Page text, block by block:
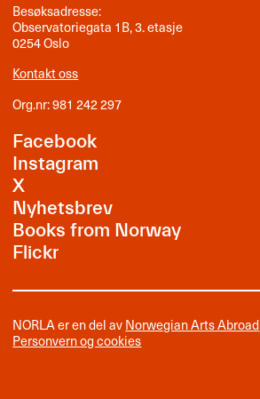
Besøksadresse:
Observatoriegata 1B, 3. etasje
0254 Oslo
Kontakt oss
Org.nr: 981 242 297
Facebook
Instagram
X
Nyhetsbrev
Books from Norway
Flickr
NORLA er en del avNorwegian Arts Abroad
Personvern og cookies